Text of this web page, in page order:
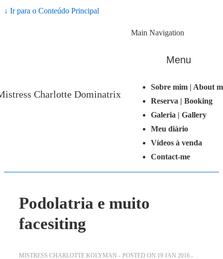
↓ Ir para o Conteúdo Principal
Charlotte Dominatrix
Main Navigation
Menu
Sobre mim | About
Reserva | Booking
Galeria | Gallery
Meu diário
Vídeos à venda
Contact-me
Podolatria e muito
facesiting
MISTRESS CHARLOTTE KOLYMAN POSTED ON 19 JAN 2016